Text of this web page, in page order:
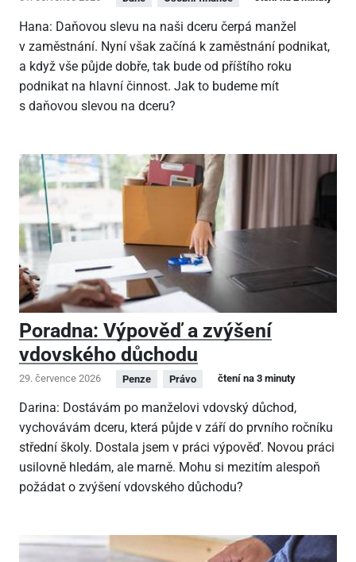
Hana: Daňovou slevu na naši dceru čerpá manžel
v zaměstnání. Nyní však začíná k zaměstnání podnikat,
a když vše půjde dobře, tak bude od příštího roku
podnikat na hlavní činnost. Jak to budeme mít
s daňovou slevou na dceru?
Poradna: Výpověď a zvýšení
vdovského důchodu
29. července 2026 Penze Právo čtení na 3 minuty
Darina: Dostávám po manželovi vdovský důchod,
vychovávám dceru, která půjde v září do prvního ročníku
střední školy. Dostala jsem v práci výpověď. Novou práci
usilovně hledám, ale marně. Mohu si mezitím alespoň
požádat o zvýšení vdovského důchodu?